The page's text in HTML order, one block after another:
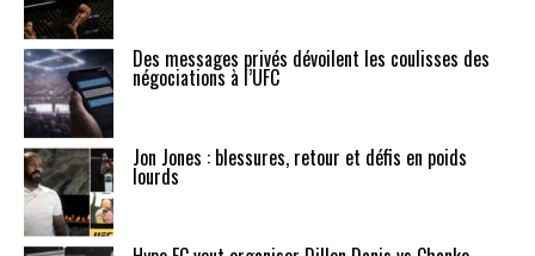
Des messages privés dévoilent les coulisses des
négociations à l’UFC
Jon Jones : blessures, retour et défis en poids
lourds